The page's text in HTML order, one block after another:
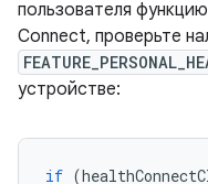
пользователя
Connect, проверьте
устройстве:
if (